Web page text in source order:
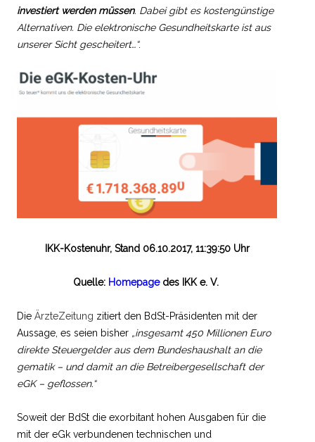
investiert werden müssen. Dabei gibt es kostengünstige
Alternativen. Die elektronische Gesundheitskarte ist aus
unserer Sicht gescheitert…“.
IKK-Kostenuhr, Stand 06.10.2017, 11:39:50 Uhr
Quelle: Homepagedes IKK e. V.
Die ÄrzteZeitung zitiert den BdSt-Präsidenten mit der
Aussage, es seien bisher „insgesamt 450 Millionen Euro
direkte Steuergelder aus dem Bundeshaushalt an die
gematik – und damit an die Betreibergesellschaft der
eGK – geflossen.“
Soweit der BdSt die exorbitant hohen Ausgaben für die
mit der eGk verbundenen technischen und